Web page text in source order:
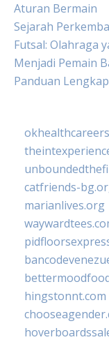
Aturan Bermain
Sejarah
Futsal: Olahraga
Menjadi Pemain
Panduan
catfriends-
marianlives.org
hingstonnt.com